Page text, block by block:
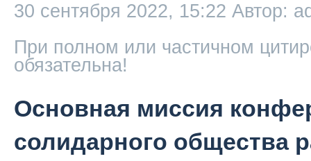
30 сентября 2022, 15:22 Автор:
При полном или частичном
обязательна!
Основная миссия
солидарного общества